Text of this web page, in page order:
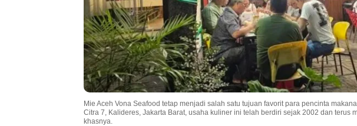
Mie Aceh Vona Seafood tetap menjadi salah satu tujuan favorit para pencinta
Citra 7, Kalideres, Jakarta Barat, usaha kuliner ini telah berdiri sejak 2002 dan terus
khasnya.